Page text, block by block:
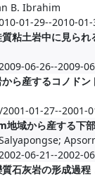
B. Ibrahim
01-29--2010-01-
粘土岩中に見られ
06-26--2009-
ら産するコノドン
2001-01-27--2001-
域から産する下
06-21--2002-
石灰岩の形成過程